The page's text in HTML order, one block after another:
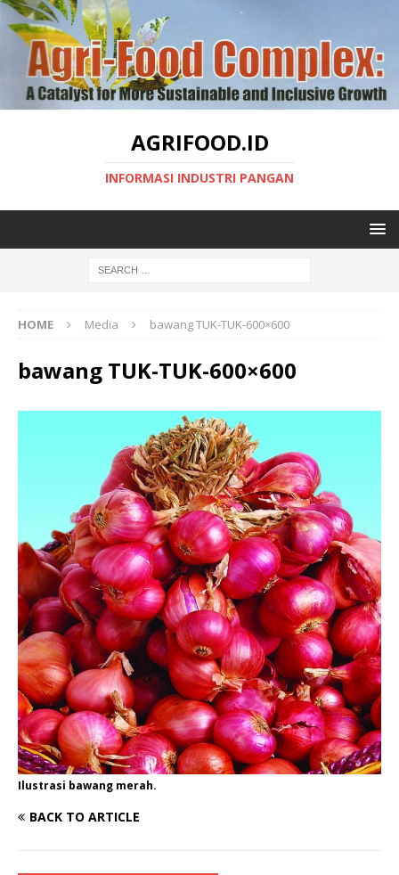
AGRIFOOD.ID
INFORMASI INDUSTRI PANGAN
HOME Media bawang TUK-TUK-600×600
bawang TUK-TUK-600×600
Ilustrasi bawang merah.
BACK TO ARTICLE